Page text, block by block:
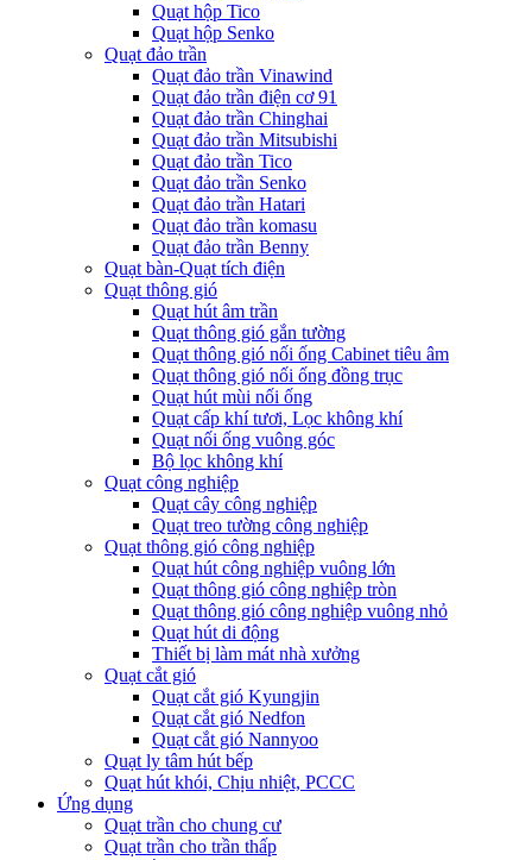
Quạt hộp Tico
Quạt hộp Senko
Quạt đảo trần
Quạt đảo trần Vinawind
Quạt đảo trần điện cơ 91
Quạt đảo trần Chinghai
Quạt đảo trần Mitsubishi
Quạt đảo trần Tico
Quạt đảo trần Senko
Quạt đảo trần Hatari
Quạt đảo trần komasu
Quạt đảo trần Benny
Quạt bàn-Quạt tích điện
Quạt thông gió
Quạt hút âm trần
Quạt thông gió gắn tường
Quạt thông gió nối ống Cabinet tiêu âm
Quạt thông gió nối ống đồng trục
Quạt hút mùi nối ống
Quạt cấp khí tươi, Lọc không khí
Quạt nối ống vuông góc
Bộ lọc không khí
Quạt công nghiệp
Quạt cây công nghiệp
Quạt treo tường công nghiệp
Quạt thông gió công nghiệp
Quạt hút công nghiệp vuông lớn
Quạt thông gió công nghiệp tròn
Quạt thông gió công nghiệp vuông nhỏ
Quạt hút di động
Thiết bị làm mát nhà xưởng
Quạt cắt gió
Quạt cắt gió Kyungjin
Quạt cắt gió Nedfon
Quạt cắt gió Nannyoo
Quạt ly tâm hút bếp
Quạt hút khói, Chịu nhiệt, PCCC
Ứng dụng
Quạt trần cho chung cư
Quạt trần cho trần thấp